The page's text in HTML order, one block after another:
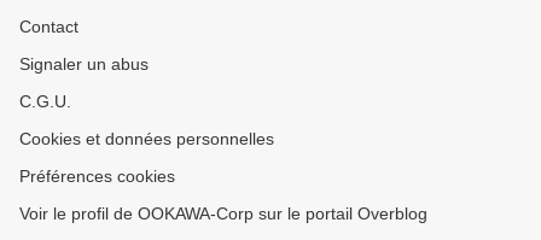
Contact
Signaler un abus
C.G.U.
Cookies et données personnelles
Préférences cookies
Voir le profil de OOKAWA-Corp sur le portail Overblog